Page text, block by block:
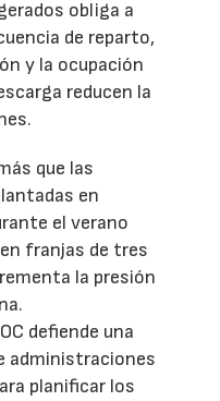
obliga a
de reparto,
y la ocupación
reducen la
que las
en
el verano
franjas de tres
la presión
defiende una
administraciones
planificar los